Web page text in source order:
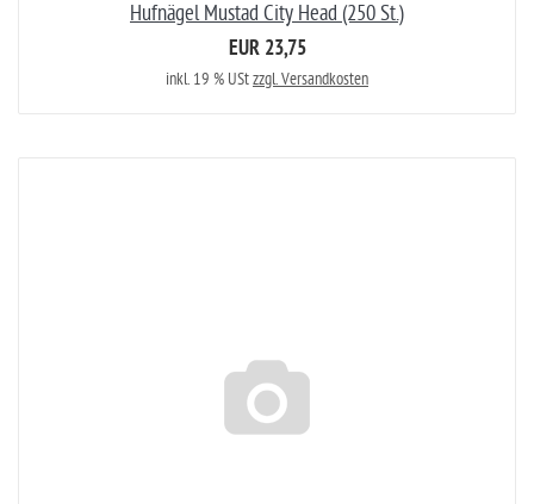
Hufnägel Mustad City Head (250 St.)
EUR 23,75
inkl. 19 % UStzzgl. Versandkosten